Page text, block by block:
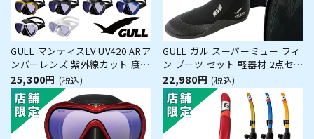
GULL マンティスLV UV420 ARア
ンバーレンズ 紫外線カット 度付
きレンズ対応 GM-1290D GM-
1291D ダイビング マスク
25,300円 (税込)
GULL ガル スーパーミュー フィ
ン ブーツ セット 軽器材 2点セッ
ト スーパー ミュー フルフット
フィン 3mm ミューブーツ ダイ
ビングブーツ シュノーケリング
スキンダイビング スキューバダ
イビング 【smew-3_mewB】
22,980円 (税込)